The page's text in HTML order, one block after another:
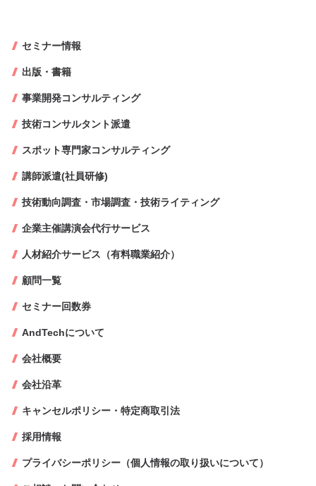
セミナー情報
出版・書籍
事業開発コンサルティング
技術コンサルタント派遣
スポット専門家コンサルティング
講師派遣(社員研修)
技術動向調査・市場調査・技術ライティング
企業主催講演会代行サービス
人材紹介サービス（有料職業紹介）
顧問一覧
セミナー回数券
AndTechについて
会社概要
会社沿革
キャンセルポリシー・特定商取引法
採用情報
プライバシーポリシー（個人情報の取り扱いについて）